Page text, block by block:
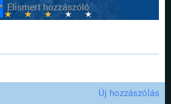
Új hozzászólás